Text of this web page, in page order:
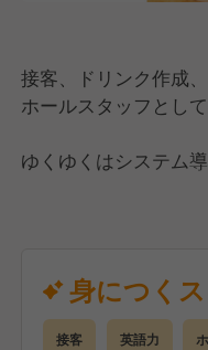
接客、ドリンク作成
ホールスタッフとし
ゆくゆくはシステム
あなたの経験・スキ
身につく
接客 英語力